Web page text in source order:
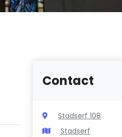
Contact
Stadserf 108
Stadserf